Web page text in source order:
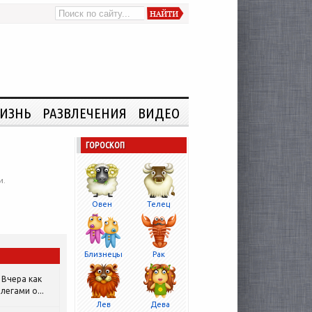
РАЗВЛЕЧЕНИЯ ВИДЕО
Вчера как
о...
ГОРОСКОП
Овен Телец
Близнецы Рак
Лев Дева